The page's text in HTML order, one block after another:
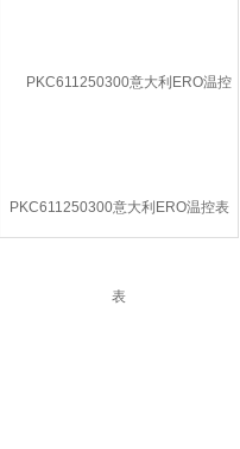
PKC611250300意大利ERO温控表